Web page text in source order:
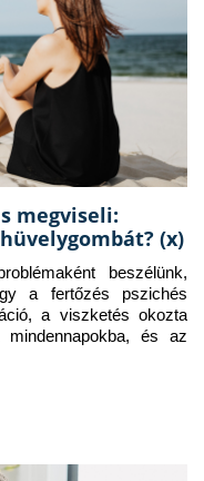
megviseli:
(x)
beszélünk,
a fertőzés pszichés
a viszketés okozta
és az